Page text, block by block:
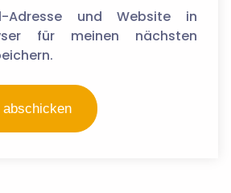
Adresse und Website in
für meinen nächsten